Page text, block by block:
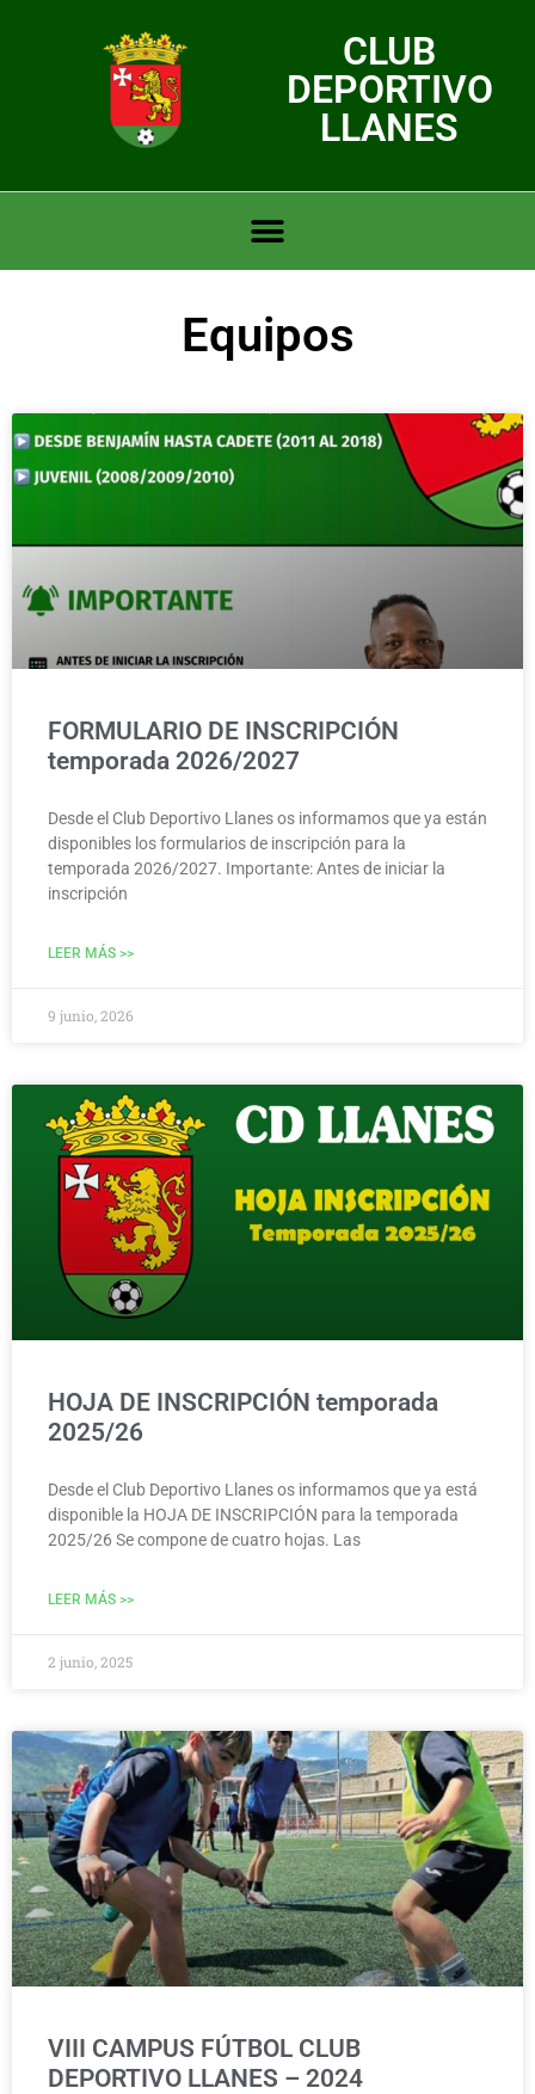
CLUB
DEPORTIVO
LLANES
Equipos
FORMULARIO DE INSCRIPCIÓN
temporada 2026/2027
Desde el Club Deportivo Llanes os informamos que ya están
disponibles los formularios de inscripción para la
temporada 2026/2027. Importante: Antes de iniciar la
inscripción
LEER MÁS >>
9 junio, 2026
HOJA DE INSCRIPCIÓN temporada
2025/26
Desde el Club Deportivo Llanes os informamos que ya está
disponible la HOJA DE INSCRIPCIÓN para la temporada
2025/26 Se compone de cuatro hojas. Las
LEER MÁS >>
2 junio, 2025
VIII CAMPUS FÚTBOL CLUB
DEPORTIVO LLANES – 2024